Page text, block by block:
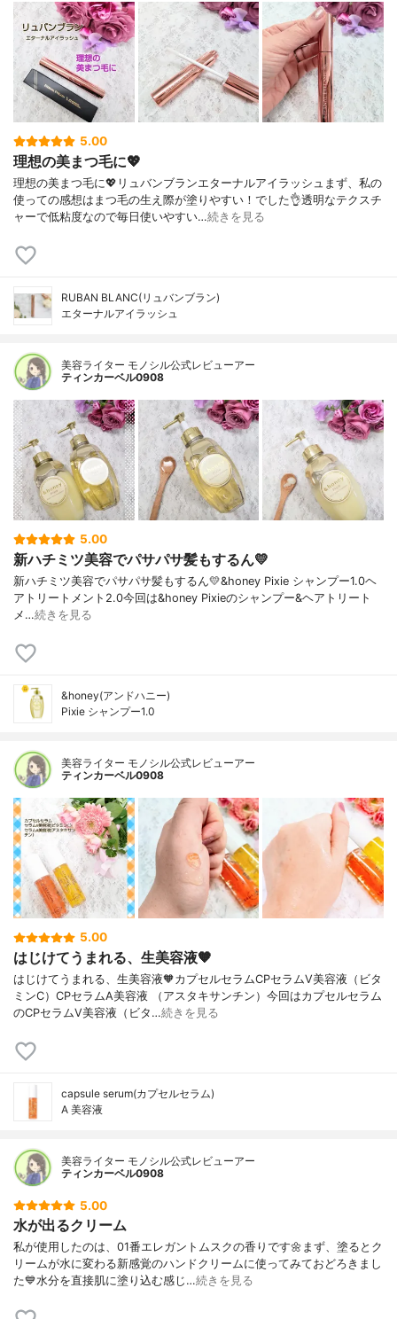
5.00
理想の美まつ毛に💖
理想の美まつ毛に💖リュバンブランエターナルアイラッシュまず、私の
使っての感想はまつ毛の生え際が塗りやすい！でした👌透明なテクスチ
ャーで低粘度なので毎日使いやすい…続きを見る
RUBAN BLANC(リュバンブラン)
エターナルアイラッシュ
美容ライター モノシル公式レビューアー
ティンカーベル0908
5.00
新ハチミツ美容でパサパサ髪もするん💛
新ハチミツ美容でパサパサ髪もするん💛&honey Pixie シャンプー1.0ヘ
アトリートメント2.0今回は&honey Pixieのシャンプー&ヘアトリート
メ…続きを見る
&honey(アンドハニー)
Pixie シャンプー1.0
美容ライター モノシル公式レビューアー
ティンカーベル0908
5.00
はじけてうまれる、生美容液🧡
はじけてうまれる、生美容液🧡カプセルセラムCPセラムV美容液（ビタ
ミンC）CPセラムA美容液 （アスタキサンチン）今回はカプセルセラム
のCPセラムV美容液（ビタ…続きを見る
capsule serum(カプセルセラム)
A 美容液
美容ライター モノシル公式レビューアー
ティンカーベル0908
5.00
水が出るクリーム
私が使用したのは、01番エレガントムスクの香りです🌼まず、塗るとク
リームが水に変わる新感覚のハンドクリームに使ってみておどろきまし
た💙水分を直接肌に塗り込む感じ…続きを見る